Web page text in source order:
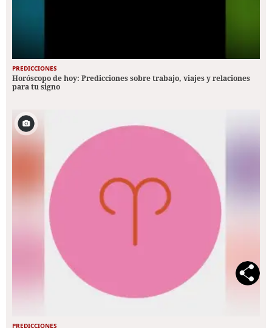
PREDICCIONES
Horóscopo de hoy: Predicciones sobre trabajo, viajes y relaciones
para tu signo
PREDICCIONES